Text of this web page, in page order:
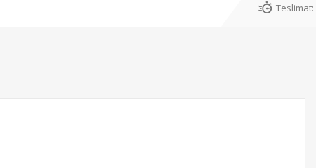
Teslimat: